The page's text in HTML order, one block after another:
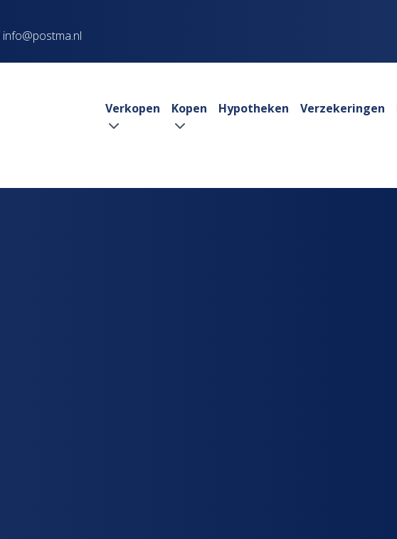
info@postma.nl
Verkopen Kopen Hypotheken Verzekeringen